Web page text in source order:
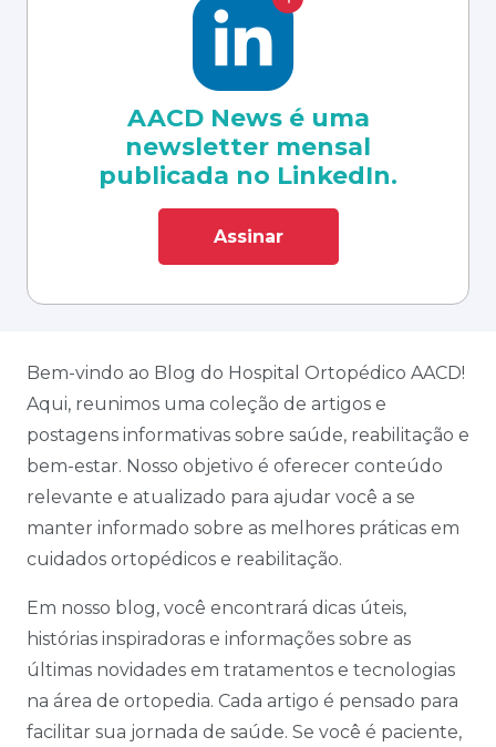
AACD News é uma
newsletter mensal
publicada no LinkedIn.
Assinar
Bem-vindo ao Blog do Hospital Ortopédico AACD!
Aqui, reunimos uma coleção de artigos e
postagens informativas sobre saúde, reabilitação e
bem-estar. Nosso objetivo é oferecer conteúdo
relevante e atualizado para ajudar você a se
manter informado sobre as melhores práticas em
cuidados ortopédicos e reabilitação.
Em nosso blog, você encontrará dicas úteis,
histórias inspiradoras e informações sobre as
últimas novidades em tratamentos e tecnologias
na área de ortopedia. Cada artigo é pensado para
facilitar sua jornada de saúde. Se você é paciente,